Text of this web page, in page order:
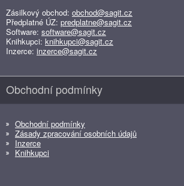
Zásilkový obchod: obchod@sagit.cz
Předplatné ÚZ: predplatne@sagit.cz
Software: software@sagit.cz
Knihkupci: knihkupci@sagit.cz
Inzerce: inzerce@sagit.cz
Obchodní podmínky
Obchodní podmínky
Zásady zpracování osobních údajů
Inzerce
Knihkupci